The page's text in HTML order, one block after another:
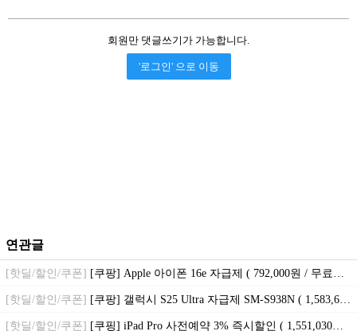
회원만 댓글쓰기가 가능합니다.
'로그인' 으로 이동
연관글
[핫딜/할인/쿠폰] [쿠팡] Apple 아이폰 16e 자급제 ( 792,000원 / 무료배송 )
[핫딜/할인/쿠폰] [쿠팡] 갤럭시 S25 Ultra 자급제 SM-S938N ( 1,583,610원 / 무료배송 )
[핫딜/할인/쿠폰] [쿠핑] iPad Pro 사전예약 3% 즉시할인 ( 1,551,030원~ / 무료배송 )